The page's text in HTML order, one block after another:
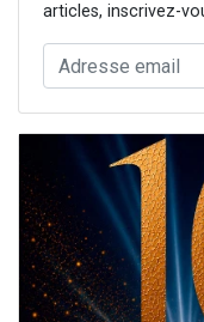
articles, inscrivez-